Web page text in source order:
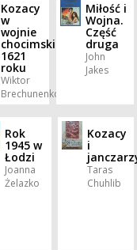
Kozacy
w
wojnie
chocimskiej
1621
roku
Wiktor
Brechunenko
Miłość i
Wojna.
Część
druga
John
Jakes
Rok
1945 w
Łodzi
Joanna
Żelazko
Kozacy
i
Taras
Chuhlib